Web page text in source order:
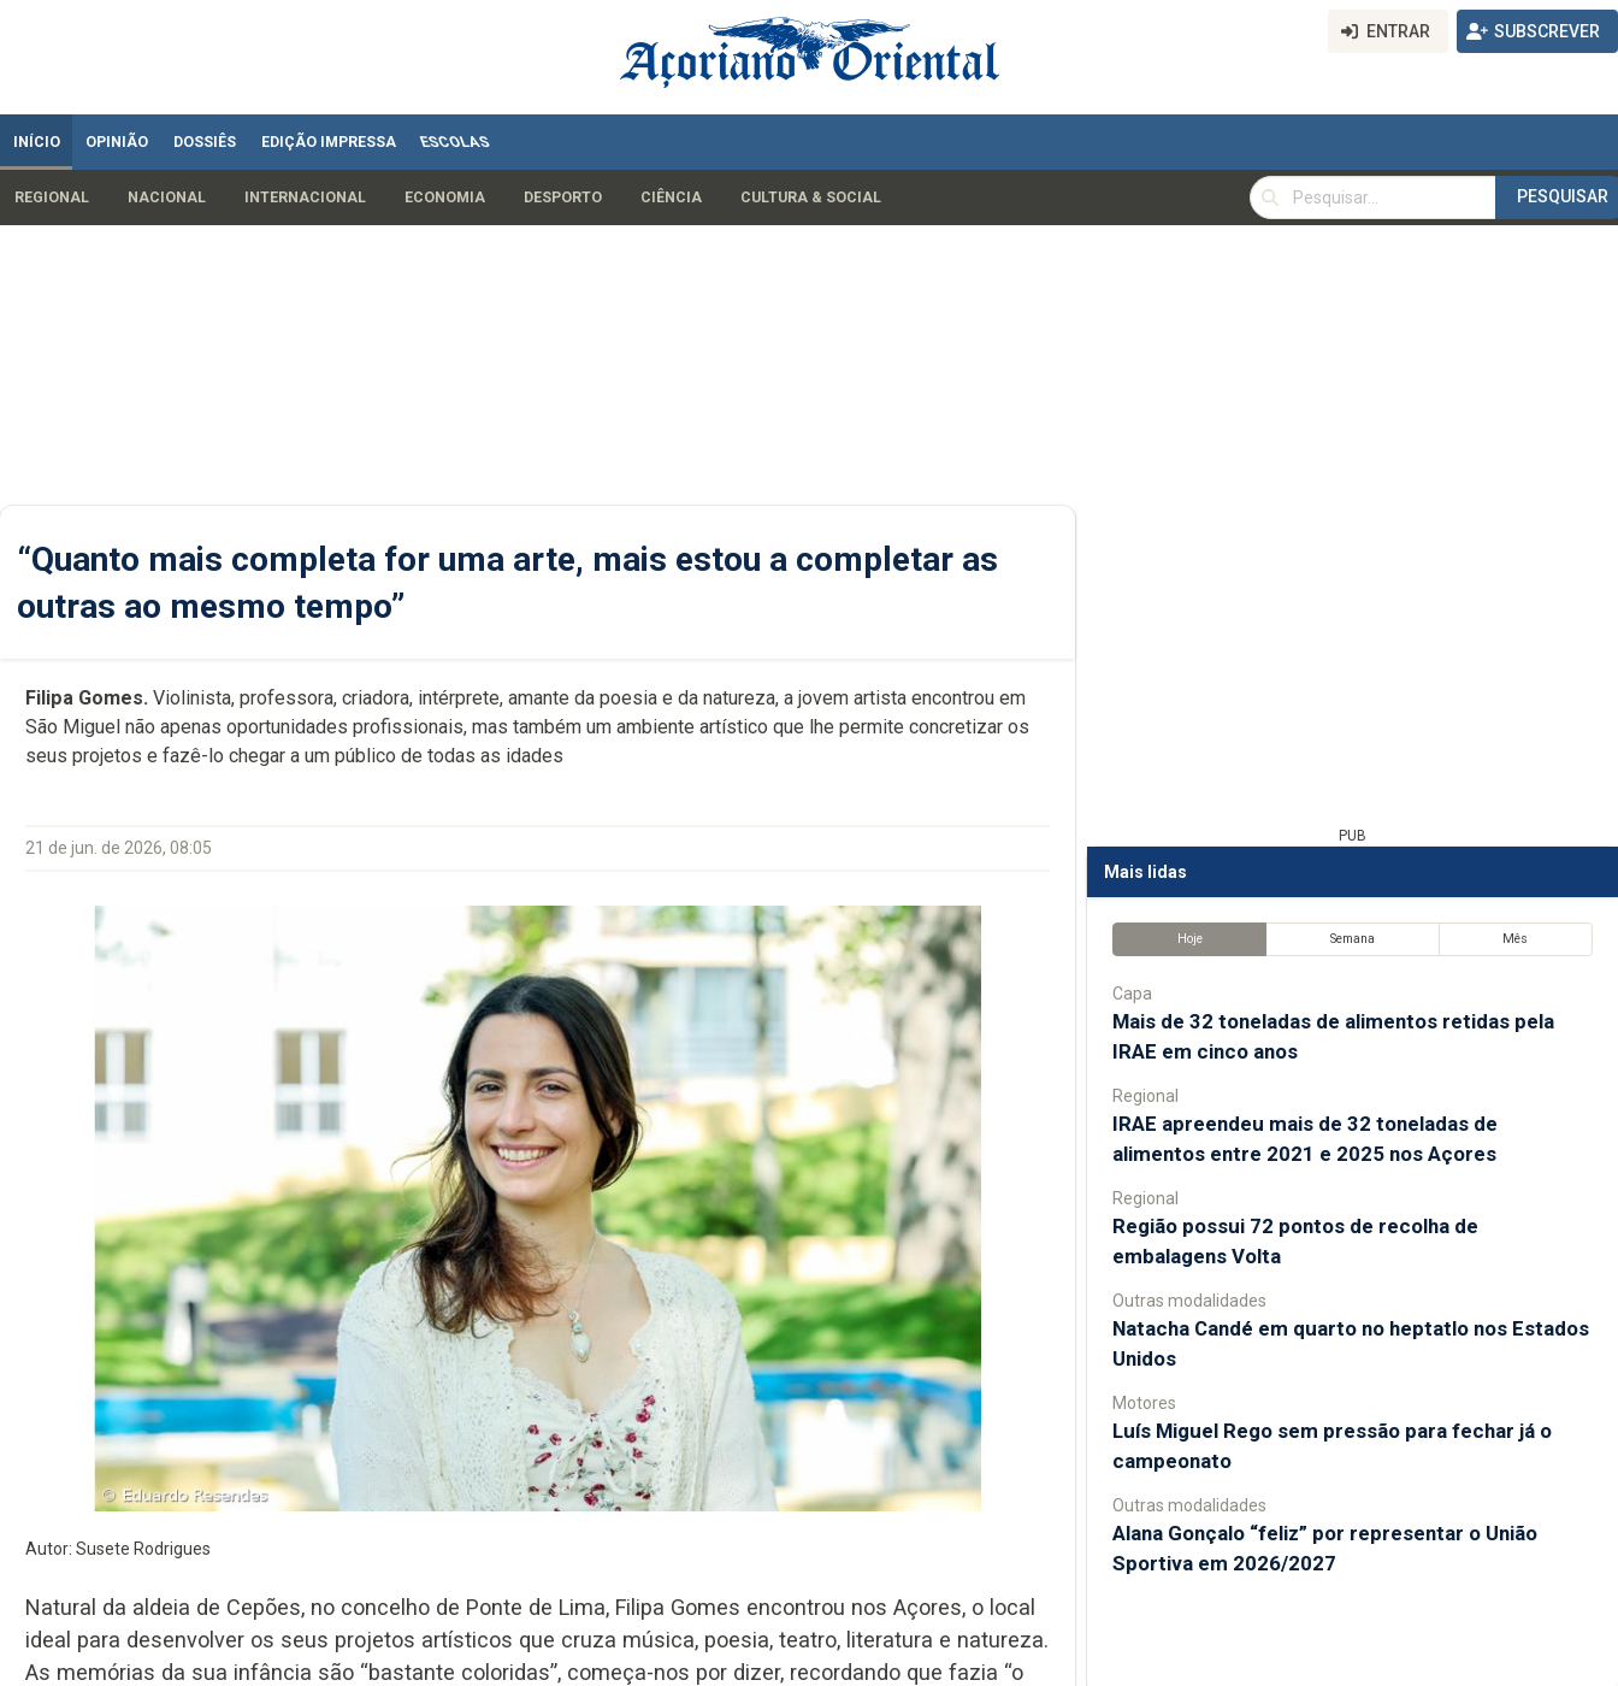
ENTRAR SUBSCREVER
INÍCIO OPINIÃO DOSSIÊS EDIÇÃO IMPRESSA ESCOLAS
REGIONAL NACIONAL INTERNACIONAL ECONOMIA DESPORTO CIÊNCIA CULTURA & SOCIAL
PESQUISAR
PESQUISAR
“Quanto mais completa for uma arte, mais estou a completar as
outras ao mesmo tempo”
Filipa Gomes. Violinista, professora, criadora, intérprete, amante da poesia e da natureza, a jovem artista encontrou em
São Miguel não apenas oportunidades profissionais, mas também um ambiente artístico que lhe permite concretizar os
seus projetos e fazê-lo chegar a um público de todas as idades
21 de jun. de 2026, 08:05
Autor: Susete Rodrigues
Natural da aldeia de Cepões, no concelho de Ponte de Lima, Filipa Gomes encontrou nos Açores, o local
ideal para desenvolver os seus projetos artísticos que cruza música, poesia, teatro, literatura e natureza.
As memórias da sua infância são “bastante coloridas”, começa-nos por dizer, recordando que fazia “o
PUB
Mais lidas
Hoje Semana Mês
Capa
Mais de 32 toneladas de alimentos retidas pela
IRAE em cinco anos
Regional
IRAE apreendeu mais de 32 toneladas de
alimentos entre 2021 e 2025 nos Açores
Regional
Região possui 72 pontos de recolha de
embalagens Volta
Outras modalidades
Natacha Candé em quarto no heptatlo nos Estados
Unidos
Motores
Luís Miguel Rego sem pressão para fechar já o
campeonato
Outras modalidades
Alana Gonçalo “feliz” por representar o União
Sportiva em 2026/2027